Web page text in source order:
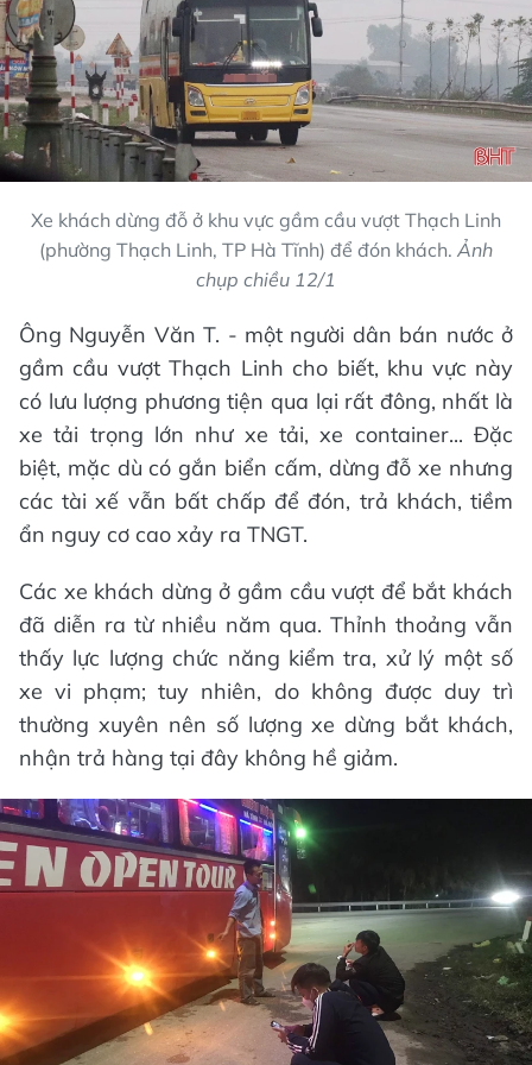
Xe khách dừng đỗ ở khu vực gầm cầu vượt Thạch Linh
(phường Thạch Linh, TP Hà Tĩnh) để đón khách. Ảnh
chụp chiều 12/1
Ông Nguyễn Văn T. - một người dân bán nước ở
gầm cầu vượt Thạch Linh cho biết, khu vực này
có lưu lượng phương tiện qua lại rất đông, nhất là
xe tải trọng lớn như xe tải, xe container... Đặc
biệt, mặc dù có gắn biển cấm, dừng đỗ xe nhưng
các tài xế vẫn bất chấp để đón, trả khách, tiềm
ẩn nguy cơ cao xảy ra TNGT.
Các xe khách dừng ở gầm cầu vượt để bắt khách
đã diễn ra từ nhiều năm qua. Thỉnh thoảng vẫn
thấy lực lượng chức năng kiểm tra, xử lý một số
xe vi phạm; tuy nhiên, do không được duy trì
thường xuyên nên số lượng xe dừng bắt khách,
nhận trả hàng tại đây không hề giảm.